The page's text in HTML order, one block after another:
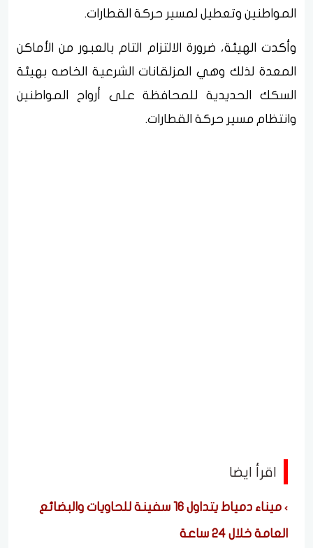
المواطنين وتعطيل لمسير حركة القطارات.
وأكدت الهيئة، ضرورة الالتزام التام بالعبور من الأماكن
المعدة لذلك وهي المزلقانات الشرعية الخاصه بهيئة
السكك الحديدية للمحافظة على أرواح المواطنين
وانتظام مسير حركة القطارات.
اقرأ ايضا
ميناء دمياط يتداول 16 سفينة للحاويات والبضائع
العامة خلال 24 ساعة